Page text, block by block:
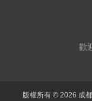
歡
版權所有 © 2026 成